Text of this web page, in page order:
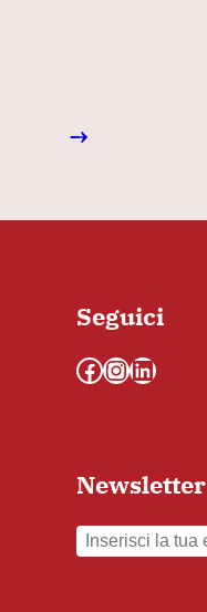
→
Seguici
Facebook InstagramLinkedIn
Newsletter